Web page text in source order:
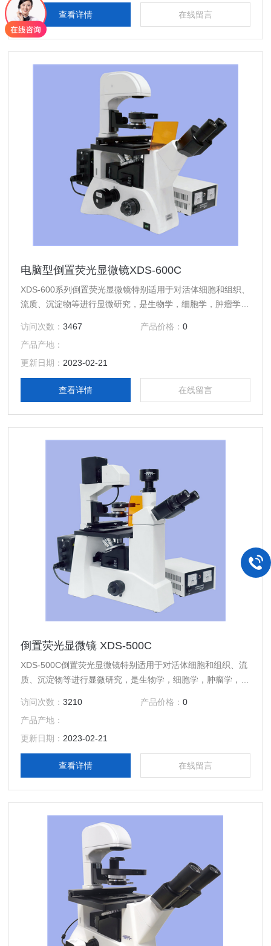
查看详情 在线留言
电脑型倒置荧光显微镜XDS-600C
XDS-600系列倒置荧光显微镜特别适用于对活体细胞和组织、
流质、沉淀物等进行显微研究，是生物学，细胞学，肿瘤学，
疗、防疫和农牧等部门使用。
访问次数：3467 产品价格： 0
产品产地：
更新日期： 2023-02-21
查看详情 在线留言
倒置荧光显微镜 XDS-500C
XDS-500C倒置荧光显微镜特别适用于对活体细胞和组织、流
质、沉淀物等进行显微研究，是生物学，细胞学，肿瘤学，遗
疗、防疫和农牧等部门使用。
访问次数：3210 产品价格： 0
产品产地：
更新日期： 2023-02-21
查看详情 在线留言